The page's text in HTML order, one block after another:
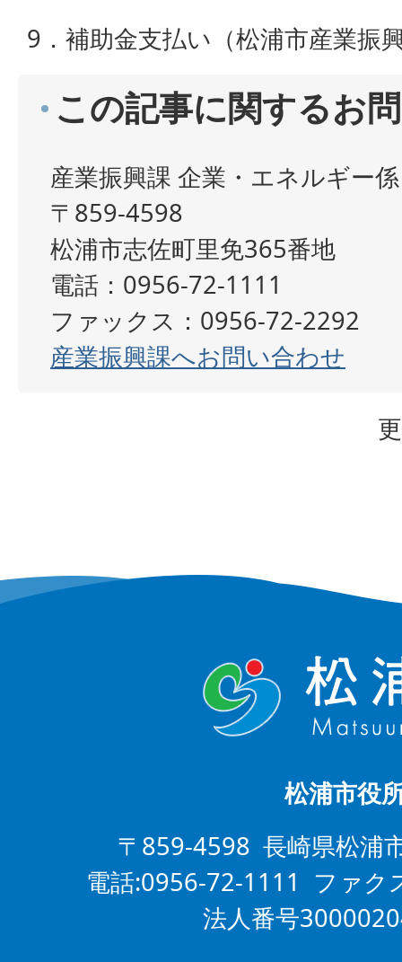
9．補助金支払い（松浦市産業振
この記事に関するお
産業振興課 企業・エネルギー係
〒859-4598
松浦市志佐町里免365番地
電話：0956-72-1111
ファックス：0956-72-2292
産業振興課へお問い合わせ
松浦市役
〒859-4598 長崎県松浦
電話:0956-72-1111 ファ
法人番号